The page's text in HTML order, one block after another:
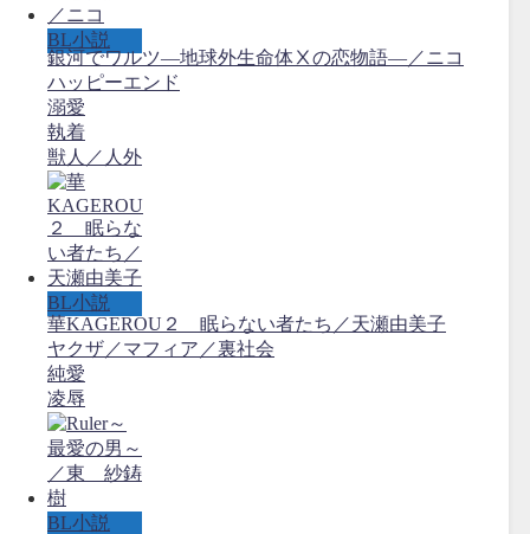
BL小説
銀河でワルツ―地球外生命体Ⅹの恋物語―／ニコ
ハッピーエンド
溺愛
執着
獣人／人外
BL小説
華KAGEROU２ 眠らない者たち／天瀬由美子
ヤクザ／マフィア／裏社会
純愛
凌辱
BL小説